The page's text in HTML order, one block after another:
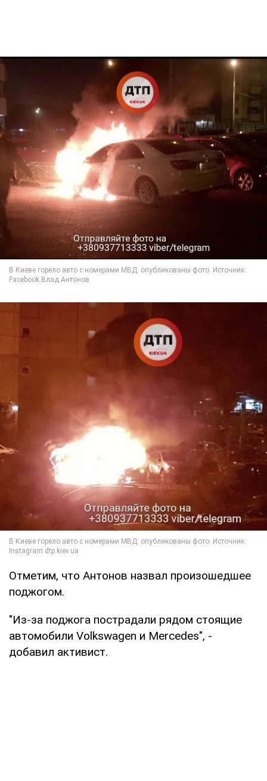
Отметим, что Антонов назвал произошедшее
поджогом.
"Из-за поджога пострадали рядом стоящие
автомобили Volkswagen и Mercedes", -
добавил активист.